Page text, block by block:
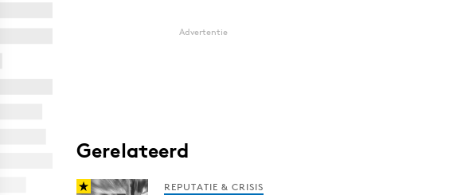
Advertentie
Gerelateerd
REPUTATIE & CRISIS